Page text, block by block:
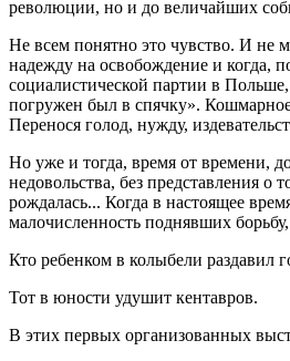
революции, но и до величайших
Не всем понятно это чувство. И не
надежду на освобождение и когда,
социалистической партии в
погружен был в спячку». Кошмарное
Перенося голод, нужду,
Но уже и тогда, время от времени,
недовольства, без представления о
рождалась... Когда в настоящее
малочисленность поднявших
Кто ребенком в колыбели раздавил
Тот в юности удушит кентавров.
В этих первых организованных